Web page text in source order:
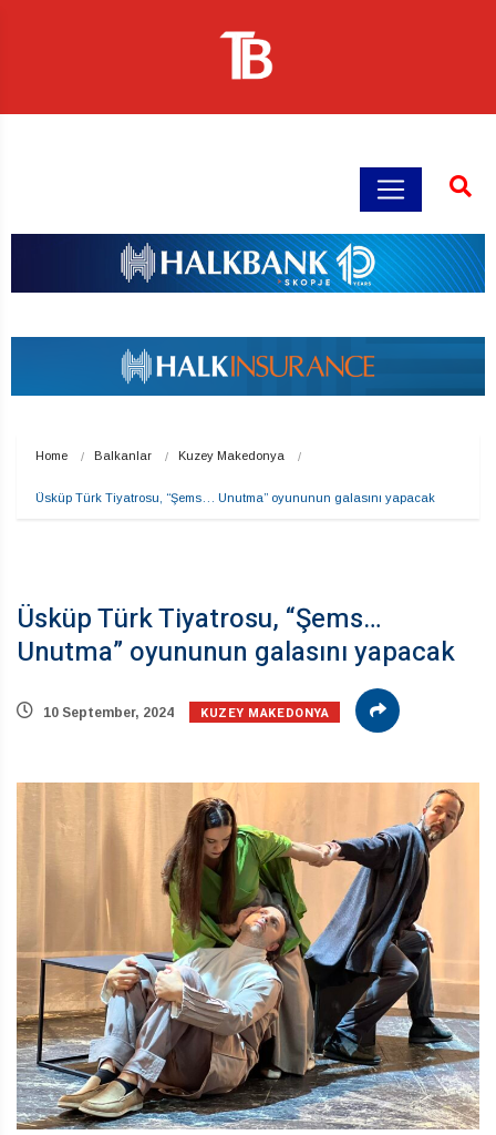
Home Balkanlar Kuzey Makedonya
Üsküp Türk Tiyatrosu, “Şems… Unutma” oyununun galasını yapacak
Üsküp Türk Tiyatrosu, “Şems…
Unutma” oyununun galasını yapacak
10 September, 2024 KUZEY MAKEDONYA